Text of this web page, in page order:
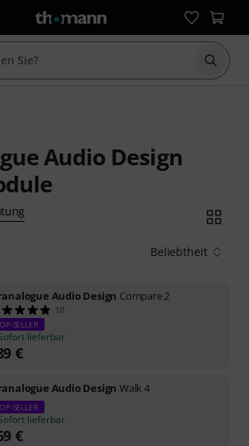
Suche
Audio Design
Beliebtheit
Audio Design Compare 2
10
SELLER
lieferbar
€
Audio Design Walk 4
SELLER
lieferbar
€